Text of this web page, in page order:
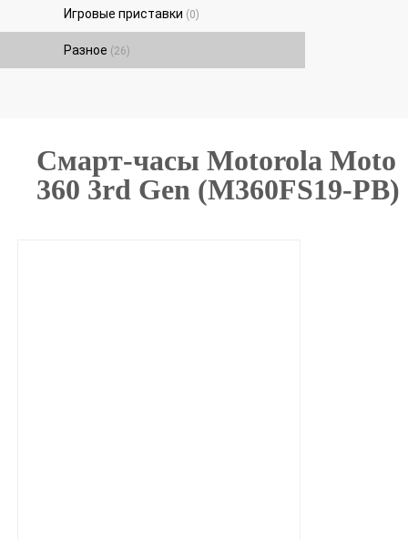
Игровые приставки (0)
Разное (26)
Смарт-часы Motorola Moto
360 3rd Gen (M360FS19-PB)